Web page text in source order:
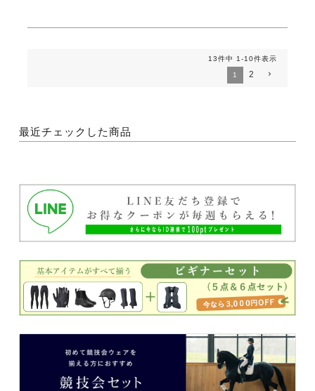
13件中 1-10件表示
1 2
最近チェックした商品